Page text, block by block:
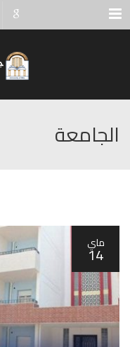
Menu
الجامعة
ماي
14